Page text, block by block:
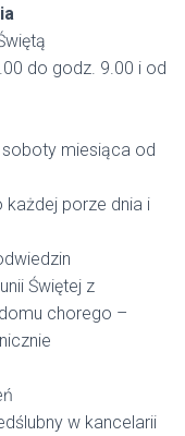
do godz. 9.00 i od
miesiąca od
porze dnia i
Świętej z
chorego –
w kancelarii